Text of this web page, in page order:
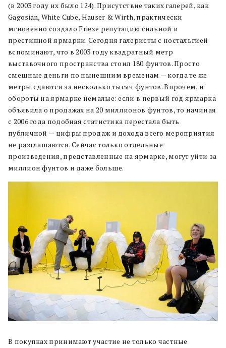
(в 2003 году их было 124). Присутствие таких галерей, как
Gagosian, White Cube, Hauser & Wirth, практически
мгновенно создало Frieze репутацию сильной и
престижной ярмарки. Сегодня галеристы с ностальгией
вспоминают, что в 2003 году квадратный метр
выставочного пространства стоил 180 фунтов. Просто
смешные деньги по нынешним временам — когда те же
метры сдаются за несколько тысяч фунтов. Впрочем, и
обороты на ярмарке немалые: если в первый год ярмарка
объявила о продажах на 20 миллионов фунтов, то начиная
с 2006 года подобная статистика перестала быть
публичной — цифры продаж и дохода всего мероприятия
не разглашаются. Сейчас только отдельные
произведения, представленные на ярмарке, могут уйти за
миллион фунтов и даже больше.
В покупках принимают участие не только частные